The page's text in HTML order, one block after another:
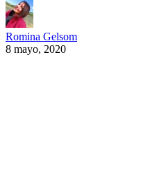
Romina Gelsom
8 mayo, 2020